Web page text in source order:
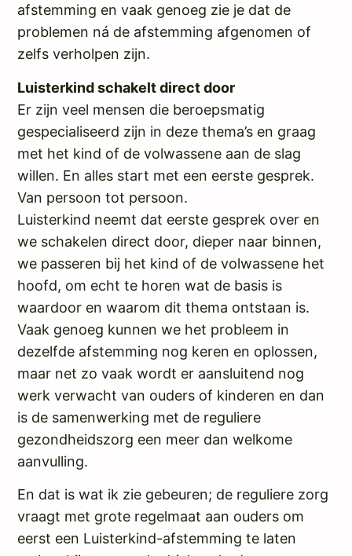
afstemming en vaak genoeg zie je dat de
problemen ná de afstemming afgenomen of
zelfs verholpen zijn.
Luisterkind schakelt direct door
Er zijn veel mensen die beroepsmatig
gespecialiseerd zijn in deze thema’s en graag
met het kind of de volwassene aan de slag
willen. En alles start met een eerste gesprek.
Van persoon tot persoon.
Luisterkind neemt dat eerste gesprek over en
we schakelen direct door, dieper naar binnen,
we passeren bij het kind of de volwassene het
hoofd, om echt te horen wat de basis is
waardoor en waarom dit thema ontstaan is.
Vaak genoeg kunnen we het probleem in
dezelfde afstemming nog keren en oplossen,
maar net zo vaak wordt er aansluitend nog
werk verwacht van ouders of kinderen en dan
is de samenwerking met de reguliere
gezondheidszorg een meer dan welkome
aanvulling.
En dat is wat ik zie gebeuren; de reguliere zorg
vraagt met grote regelmaat aan ouders om
eerst een Luisterkind-afstemming te laten